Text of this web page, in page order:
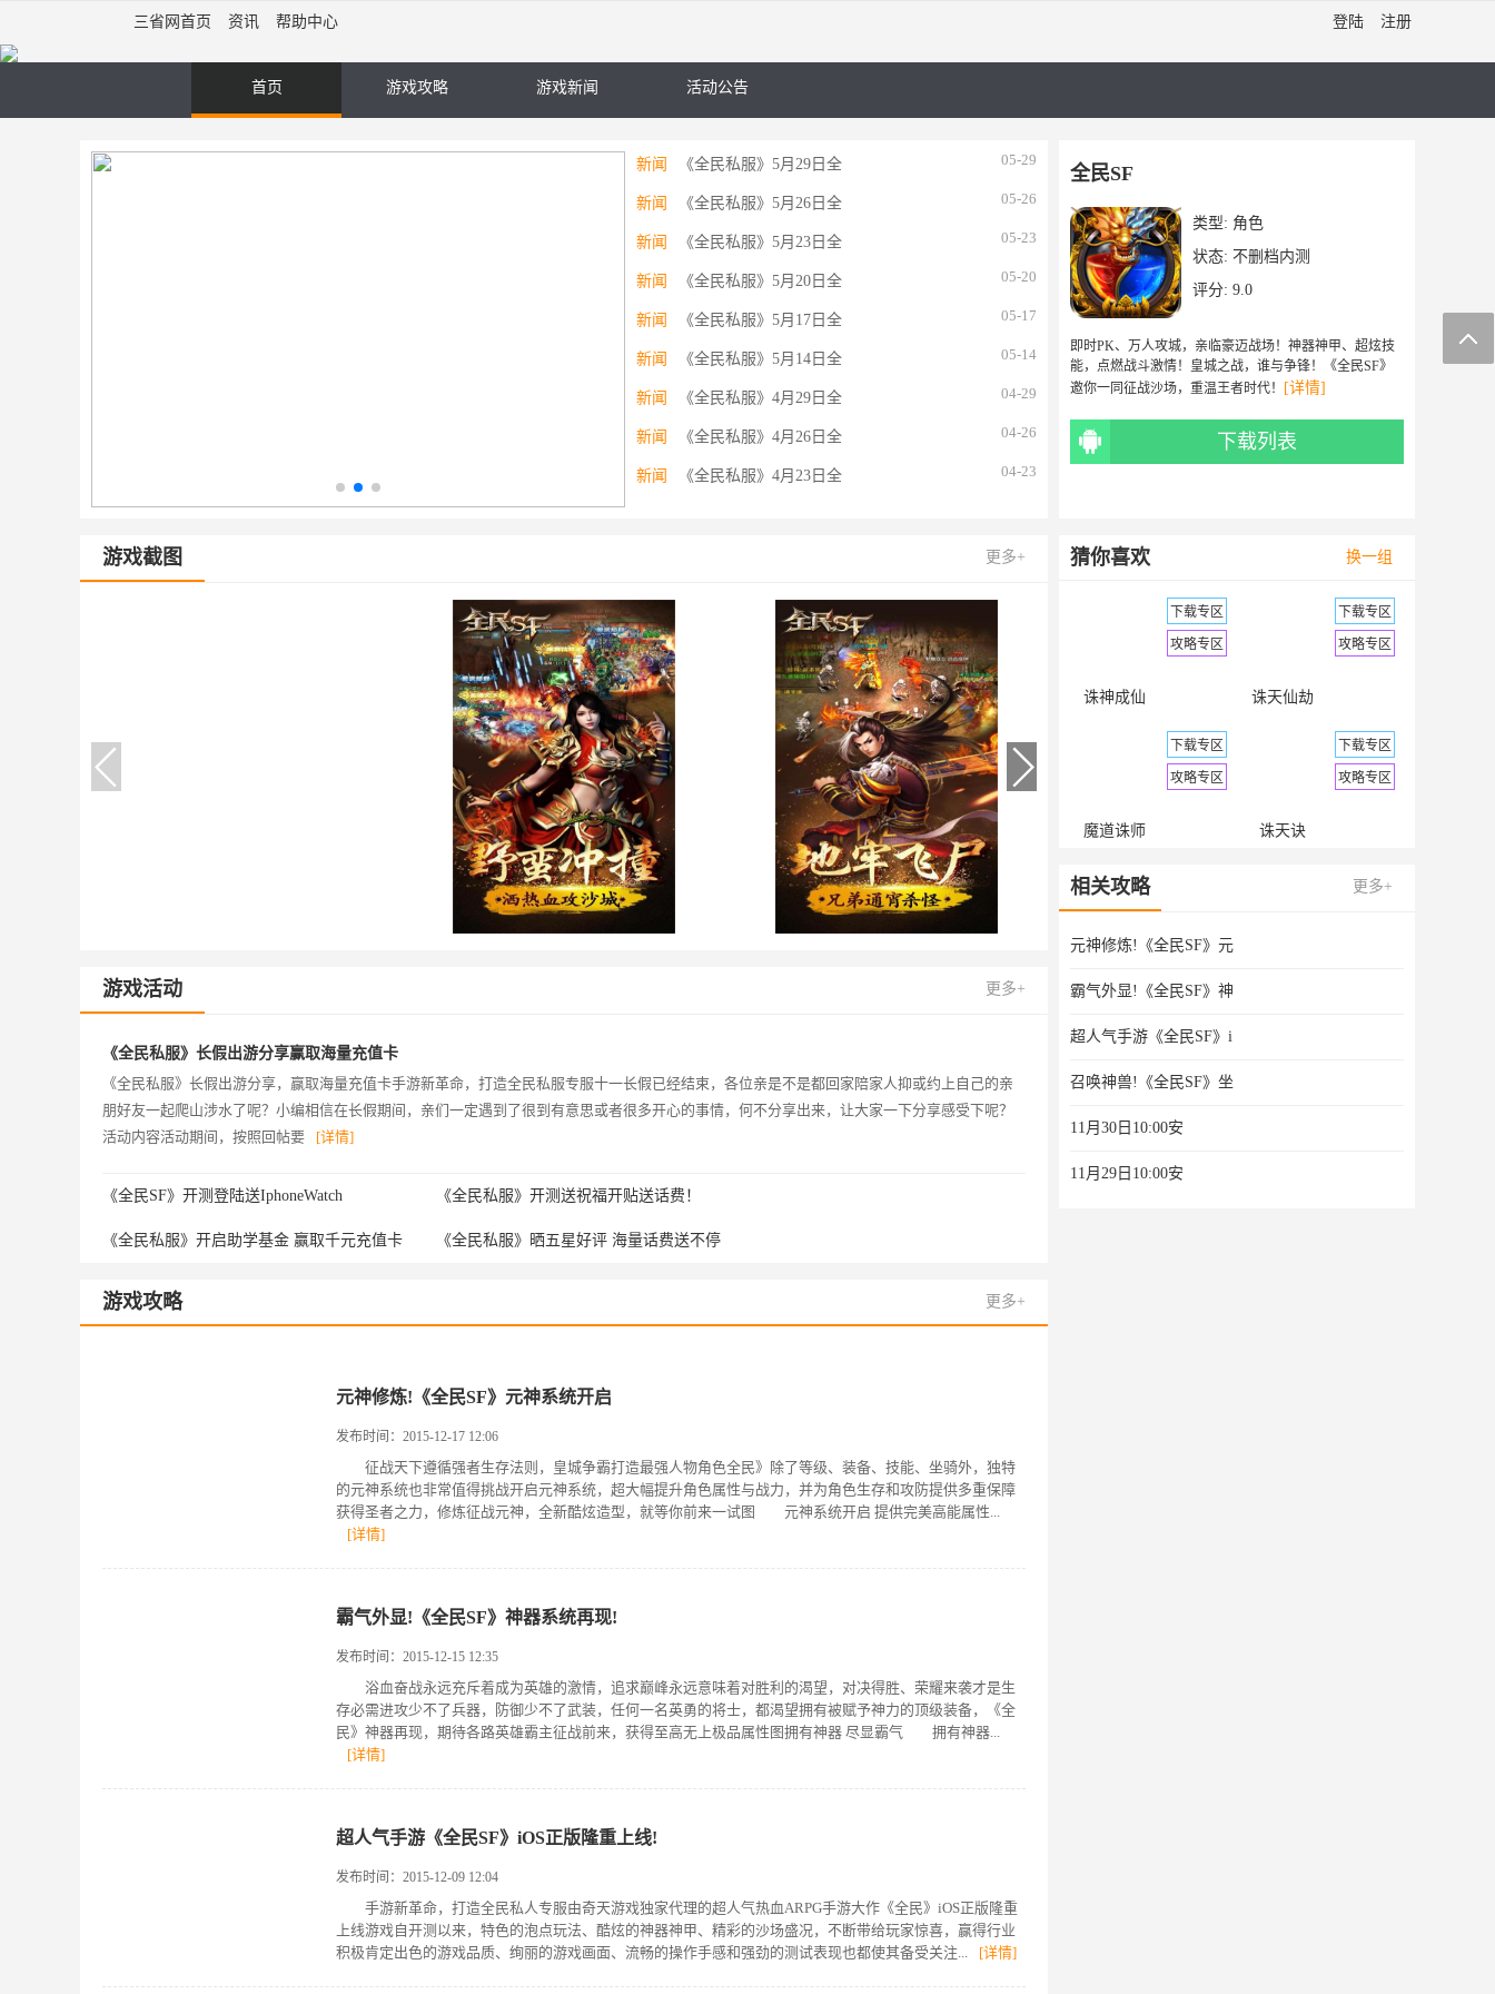
三省网首页 资讯 帮助中心 登陆 注册
首页 游戏攻略 游戏新闻 活动公告
新闻 《全民私服》5月29日全 05-29
新闻 《全民私服》5月26日全 05-26
新闻 《全民私服》5月23日全 05-23
新闻 《全民私服》5月20日全 05-20
新闻 《全民私服》5月17日全 05-17
新闻 《全民私服》5月14日全 05-14
新闻 《全民私服》4月29日全 04-29
新闻 《全民私服》4月26日全 04-26
新闻 《全民私服》4月23日全 04-23
游戏截图 更多+
游戏活动 更多+
《全民私服》长假出游分享赢取海量充值卡
《全民私服》长假出游分享，赢取海量充值卡手游新革命，打造全民私服专服十一长假已经结束，各位亲是不是都回家陪家人抑或约上自己的亲
朋好友一起爬山涉水了呢？小编相信在长假期间，亲们一定遇到了很到有意思或者很多开心的事情，何不分享出来，让大家一下分享感受下呢？
活动内容活动期间，按照回帖要
[详情]
《全民SF》开测登陆送IphoneWatch 《全民私服》开测送祝福开贴送话费！
《全民私服》开启助学基金 赢取千元充值卡 《全民私服》晒五星好评 海量话费送不停
游戏攻略 更多+
元神修炼!《全民SF》元神系统开启
发布时间：2015-12-17 12:06
征战天下遵循强者生存法则，皇城争霸打造最强人物角色全民》除了等级、装备、技能、坐骑外，独特
的元神系统也非常值得挑战开启元神系统，超大幅提升角色属性与战力，并为角色生存和攻防提供多重保障
获得圣者之力，修炼征战元神，全新酷炫造型，就等你前来一试图 元神系统开启 提供完美高能属性...
[详情]
霸气外显!《全民SF》神器系统再现!
发布时间：2015-12-15 12:35
浴血奋战永远充斥着成为英雄的激情，追求巅峰永远意味着对胜利的渴望，对决得胜、荣耀来袭才是生
存必需进攻少不了兵器，防御少不了武装，任何一名英勇的将士，都渴望拥有被赋予神力的顶级装备，《全
民》神器再现，期待各路英雄霸主征战前来，获得至高无上极品属性图拥有神器 尽显霸气 拥有神器...
[详情]
超人气手游《全民SF》iOS正版隆重上线!
发布时间：2015-12-09 12:04
手游新革命，打造全民私人专服由奇天游戏独家代理的超人气热血ARPG手游大作《全民》iOS正版隆重
上线游戏自开测以来，特色的泡点玩法、酷炫的神器神甲、精彩的沙场盛况，不断带给玩家惊喜，赢得行业
积极肯定出色的游戏品质、绚丽的游戏画面、流畅的操作手感和强劲的测试表现也都使其备受关注...
[详情]
全民SF
类型: 角色
状态: 不删档内测
评分: 9.0
即时PK、万人攻城，亲临豪迈战场！神器神甲、超炫技
能，点燃战斗激情！皇城之战，谁与争锋！《全民SF》
邀你一同征战沙场，重温王者时代！
[详情]
下载列表
猜你喜欢 换一组
诛神成仙
下载专区
攻略专区
诛天仙劫
下载专区
攻略专区
魔道诛师
下载专区
攻略专区
诛天诀
下载专区
攻略专区
下载专区
攻略专区
相关攻略 更多+
元神修炼!《全民SF》元
霸气外显!《全民SF》神
超人气手游《全民SF》i
召唤神兽!《全民SF》坐
11月30日10:00安
11月29日10:00安